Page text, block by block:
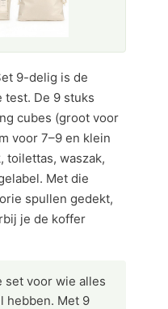
9-delig is de
test. De 9 stuks
cubes (groot voor
voor 7–9 en klein
toilettas, waszak,
Met die
spullen gedekt,
je de koffer
set voor wie alles
hebben. Met 9